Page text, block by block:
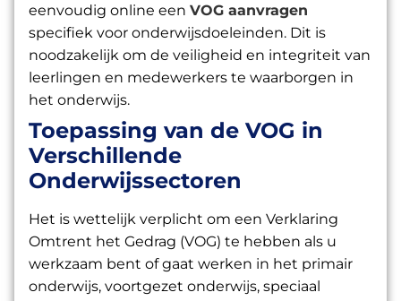
eenvoudig online een VOG aanvragen
specifiek voor onderwijsdoeleinden. Dit is
noodzakelijk om de veiligheid en integriteit van
leerlingen en medewerkers te waarborgen in
het onderwijs.
Toepassing van de VOG in
Verschillende
Onderwijssectoren
Het is wettelijk verplicht om een Verklaring
Omtrent het Gedrag (VOG) te hebben als u
werkzaam bent of gaat werken in het primair
onderwijs, voortgezet onderwijs, speciaal